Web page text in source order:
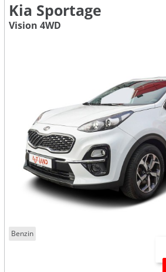
Kia Sportage
Vision 4WD
Benzin